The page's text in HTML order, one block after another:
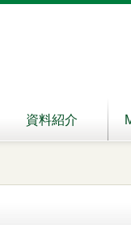
資料紹介